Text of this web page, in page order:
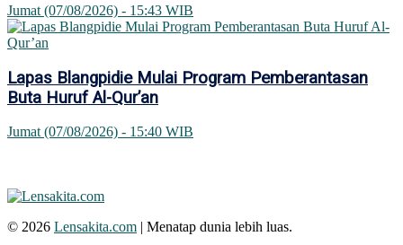
Jumat (07/08/2026) - 15:43 WIB
Lapas Blangpidie Mulai Program Pemberantasan
Buta Huruf Al-Qur’an
Jumat (07/08/2026) - 15:40 WIB
© 2026 Lensakita.com | Menatap dunia lebih luas.